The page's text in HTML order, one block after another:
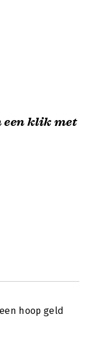
een klik met
hoop geld